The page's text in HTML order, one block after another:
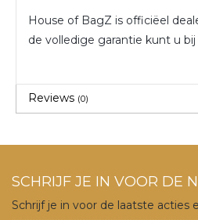
House of BagZ is officiëel
de volledige garantie kunt u
Reviews (0)
SCHRIJF JE IN VOOR DE
Schrijf je in voor de laatste acties